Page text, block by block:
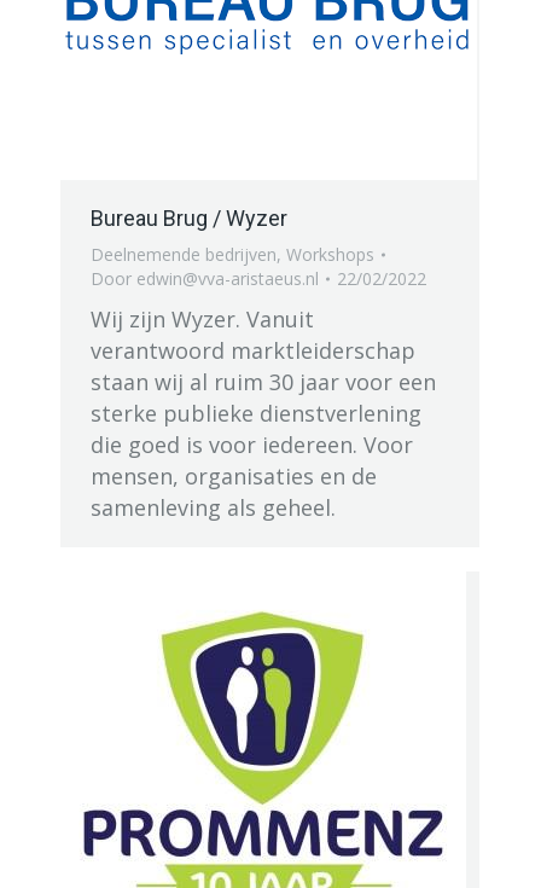
Bureau Brug / Wyzer
Deelnemende bedrijven, Workshops
Door edwin@vva-aristaeus.nl 22/02/2022
Wij zijn Wyzer. Vanuit
verantwoord marktleiderschap
staan wij al ruim 30 jaar voor een
sterke publieke dienstverlening
die goed is voor iedereen. Voor
mensen, organisaties en de
samenleving als geheel.